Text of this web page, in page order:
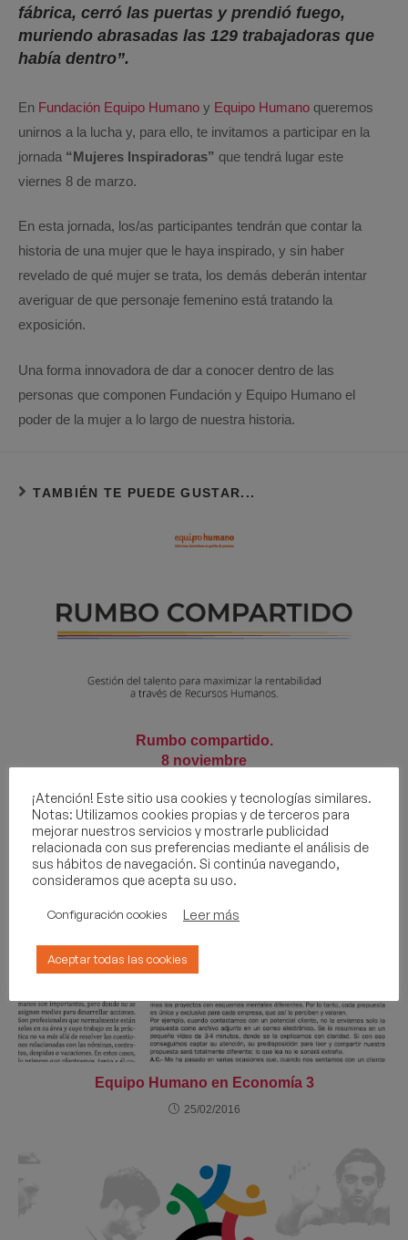
fábrica, cerró las puertas y prendió fuego,
muriendo abrasadas las 129 trabajadoras que
había dentro”.
En Fundación Equipo Humano y Equipo Humano queremos
unirnos a la lucha y, para ello, te invitamos a participar en la
jornada “Mujeres Inspiradoras” que tendrá lugar este
viernes 8 de marzo.
En esta jornada, los/as participantes tendrán que contar la
historia de una mujer que le haya inspirado, y sin haber
revelado de qué mujer se trata, los demás deberán intentar
averiguar de que personaje femenino está tratando la
exposición.
Una forma innovadora de dar a conocer dentro de las
personas que componen Fundación y Equipo Humano el
poder de la mujer a lo largo de nuestra historia.
TAMBIÉN TE PUEDE GUSTAR...
Rumbo compartido.
8 noviembre
Equipo Humano en Economía 3
25/02/2016
¡Atención! Este sitio usa cookies y tecnologías similares.
Notas: Utilizamos cookies propias y de terceros para
mejorar nuestros servicios y mostrarle publicidad
relacionada con sus preferencias mediante el análisis de
sus hábitos de navegación. Si continúa navegando,
consideramos que acepta su uso.
Configuración cookies Leer más
Aceptar todas las cookies